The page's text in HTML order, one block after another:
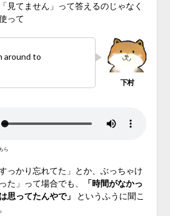
見てません」って答えるのじゃなく
って
around to
ら
っかり忘れてた」とか、ぶっちゃけ
た」って場合でも、
「時間がなかっ
思ってたんやで」
というふうに聞こ